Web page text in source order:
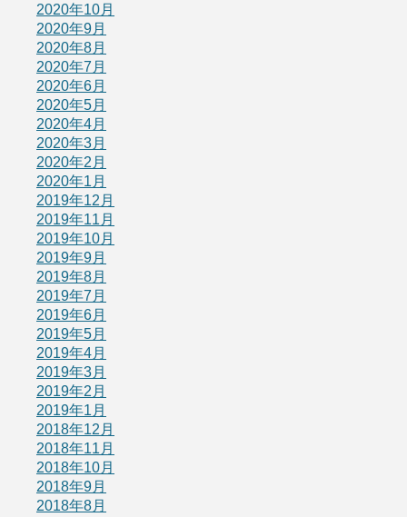
2020年10月
2020年9月
2020年8月
2020年7月
2020年6月
2020年5月
2020年4月
2020年3月
2020年2月
2020年1月
2019年12月
2019年11月
2019年10月
2019年9月
2019年8月
2019年7月
2019年6月
2019年5月
2019年4月
2019年3月
2019年2月
2019年1月
2018年12月
2018年11月
2018年10月
2018年9月
2018年8月